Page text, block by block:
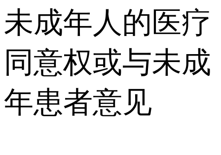
未成年人的医疗
同意权或与未成
年患者意见